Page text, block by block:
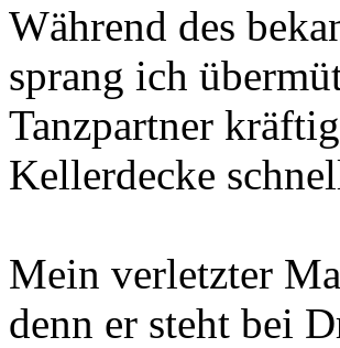
Während des
sprang ich
Tanzpartner
Kellerdecke
Mein verletzter
denn er steht bei